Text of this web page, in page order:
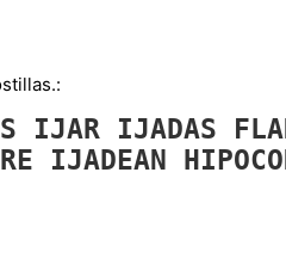
IJAR IJADAS
IJADEAN